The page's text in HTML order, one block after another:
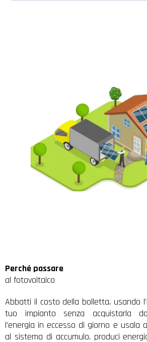
Perché passare
al fotovoltaico
Abbatti il costo della bolletta, usando
tuo impianto senza acquistarla
l'energia in eccesso di giorno e usala
al sistema di accumulo, produci